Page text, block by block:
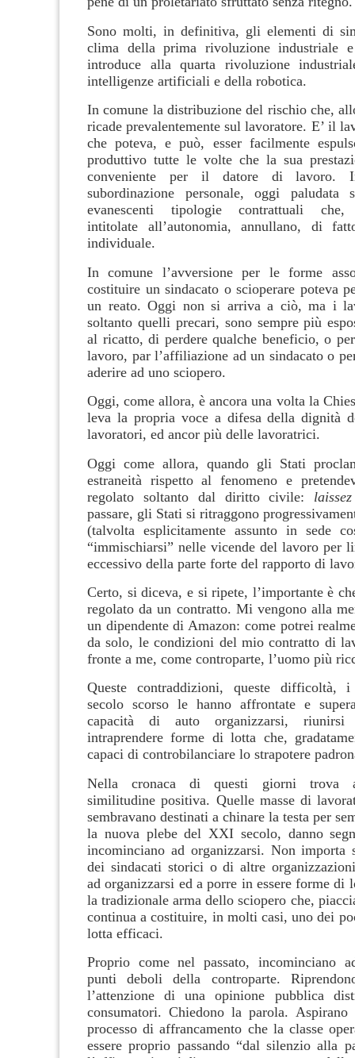
Sono molti, in definitiva, gli elementi di
clima della prima rivoluzione industriale
introduce alla quarta rivoluzione
intelligenze artificiali e della robotica.
In comune la distribuzione del rischio che,
ricade prevalentemente sul lavoratore. E’ il
che poteva, e può, esser facilmente
produttivo tutte le volte che la sua
conveniente per il datore di lavoro.
subordinazione personale, oggi
evanescenti tipologie contrattuali che,
intitolate all’autonomia, annullano, di
individuale.
In comune l’avversione per le forme
costituire un sindacato o scioperare poteva
un reato. Oggi non si arriva a ciò, ma i
soltanto quelli precari, sono sempre più
al ricatto, di perdere qualche beneficio, o
lavoro, par l’affiliazione ad un sindacato o
aderire ad uno sciopero.
Oggi, come allora, è ancora una volta la
leva la propria voce a difesa della dignità
lavoratori, ed ancor più delle lavoratrici.
Oggi come allora, quando gli Stati
estraneità rispetto al fenomeno e
regolato soltanto dal diritto civile:
passare, gli Stati si ritraggono
(talvolta esplicitamente assunto in sede
“immischiarsi” nelle vicende del lavoro per
eccessivo della parte forte del rapporto di
Certo, si diceva, e si ripete, l’importante è
regolato da un contratto. Mi vengono alla
un dipendente di Amazon: come potrei
da solo, le condizioni del mio contratto di
fronte a me, come controparte, l’uomo più
Queste contraddizioni, queste difficoltà,
secolo scorso le hanno affrontate e
capacità di auto organizzarsi, riunirsi
intraprendere forme di lotta che,
capaci di controbilanciare lo strapotere
Nella cronaca di questi giorni trova
similitudine positiva. Quelle masse di
sembravano destinati a chinare la testa per
la nuova plebe del XXI secolo, danno
incominciano ad organizzarsi. Non importa
dei sindacati storici o di altre
ad organizzarsi ed a porre in essere forme di
la tradizionale arma dello sciopero che,
continua a costituire, in molti casi, uno dei
lotta efficaci.
Proprio come nel passato, incominciano
punti deboli della controparte.
l’attenzione di una opinione pubblica
consumatori. Chiedono la parola.
processo di affrancamento che la classe
essere proprio passando “dal silenzio alla